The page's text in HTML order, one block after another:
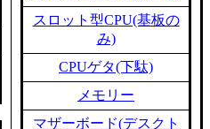
スロット型CPU(基板の
み)
CPUゲタ(下駄)
メモリー
マザーボード(デスクト